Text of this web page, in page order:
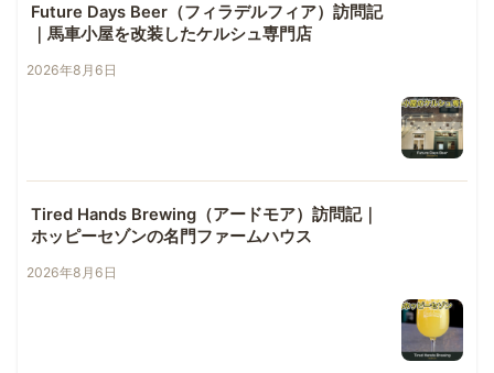
Future Days Beer（フィラデルフィア）訪問記
｜馬車小屋を改装したケルシュ専門店
2026年8月6日
Tired Hands Brewing（アードモア）訪問記｜
ホッピーセゾンの名門ファームハウス
2026年8月6日